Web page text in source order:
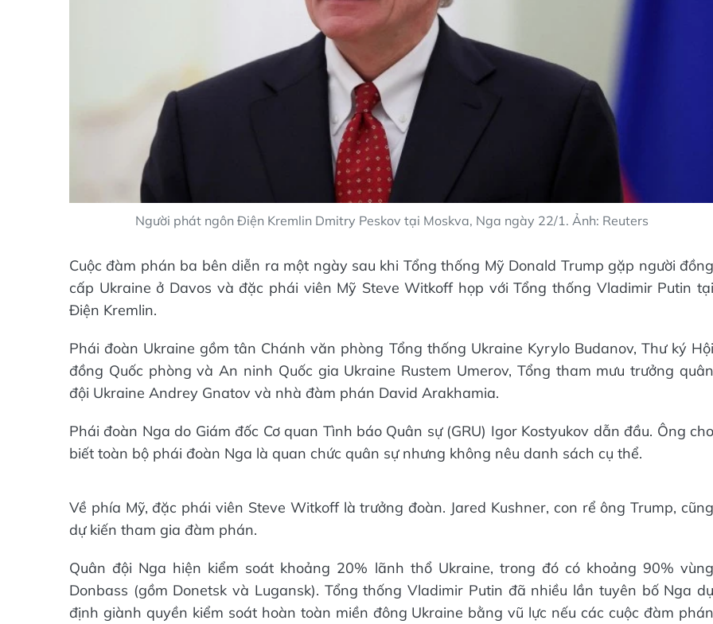
Người phát ngôn Điện Kremlin Dmitry Peskov tại Moskva, Nga ngày 22/1. Ảnh: Reuters
Cuộc đàm phán ba bên diễn ra một ngày sau khi Tổng thống Mỹ Donald Trump gặp người đồng
cấp Ukraine ở Davos và đặc phái viên Mỹ Steve Witkoff họp với Tổng thống Vladimir Putin tại
Điện Kremlin.
Phái đoàn Ukraine gồm tân Chánh văn phòng Tổng thống Ukraine Kyrylo Budanov, Thư ký Hội
đồng Quốc phòng và An ninh Quốc gia Ukraine Rustem Umerov, Tổng tham mưu trưởng quân
đội Ukraine Andrey Gnatov và nhà đàm phán David Arakhamia.
Phái đoàn Nga do Giám đốc Cơ quan Tình báo Quân sự (GRU) Igor Kostyukov dẫn đầu. Ông cho
biết toàn bộ phái đoàn Nga là quan chức quân sự nhưng không nêu danh sách cụ thể.
Về phía Mỹ, đặc phái viên Steve Witkoff là trưởng đoàn. Jared Kushner, con rể ông Trump, cũng
dự kiến tham gia đàm phán.
Quân đội Nga hiện kiểm soát khoảng 20% lãnh thổ Ukraine, trong đó có khoảng 90% vùng
Donbass (gồm Donetsk và Lugansk). Tổng thống Vladimir Putin đã nhiều lần tuyên bố Nga dự
định giành quyền kiểm soát hoàn toàn miền đông Ukraine bằng vũ lực nếu các cuộc đàm phán